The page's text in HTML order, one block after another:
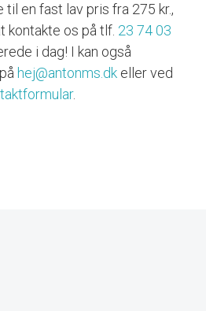
en fast lav pris fra 275 kr.,
kontakte os på tlf. 23 74 03
i dag! I kan også
hej@antonms.dk eller ved
.